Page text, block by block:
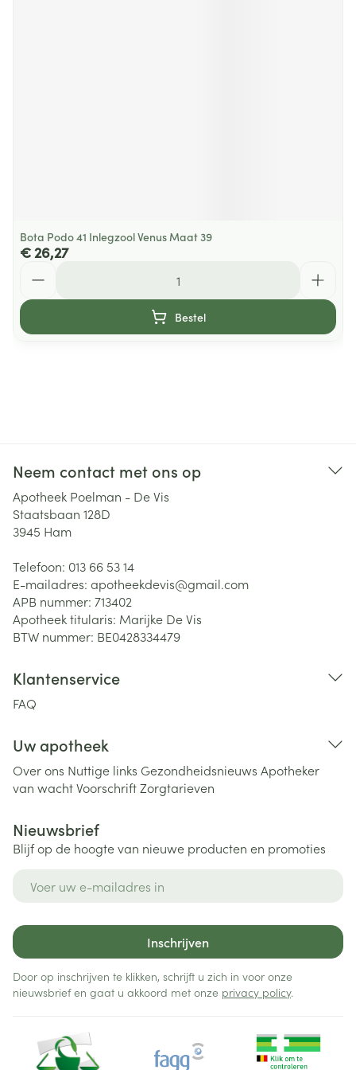
Bota Podo 41 Inlegzool Venus Maat 39
€ 26,27
Bestel
Neem contact met ons op
Apotheek Poelman - De Vis
Staatsbaan 128D
3945 Ham
Telefoon: 013 66 53 14
E-mailadres: apotheekdevis@gmail.com
APB nummer: 713402
Apotheek titularis: Marijke De Vis
BTW nummer: BE0428334479
Klantenservice
FAQ
Uw apotheek
Over ons Nuttige links Gezondheidsnieuws Apotheker
van wachtVoorschriftZorgtarieven
Nieuwsbrief
Blijf op de hoogte van nieuwe producten en promoties
Inschrijven
Door op inschrijven te klikken, schrijft u zich in voor onze
nieuwsbrief en gaat u akkoord met onze privacy policy.